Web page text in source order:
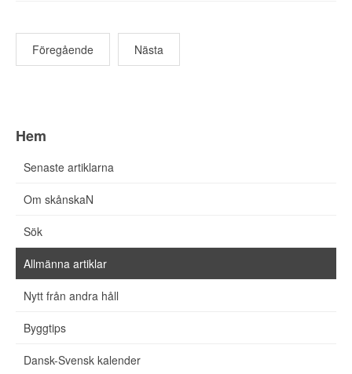
Föregående Nästa
Hem
Senaste artiklarna
Om skånskaN
Sök
Allmänna artiklar
Nytt från andra håll
Byggtips
Dansk-Svensk kalender